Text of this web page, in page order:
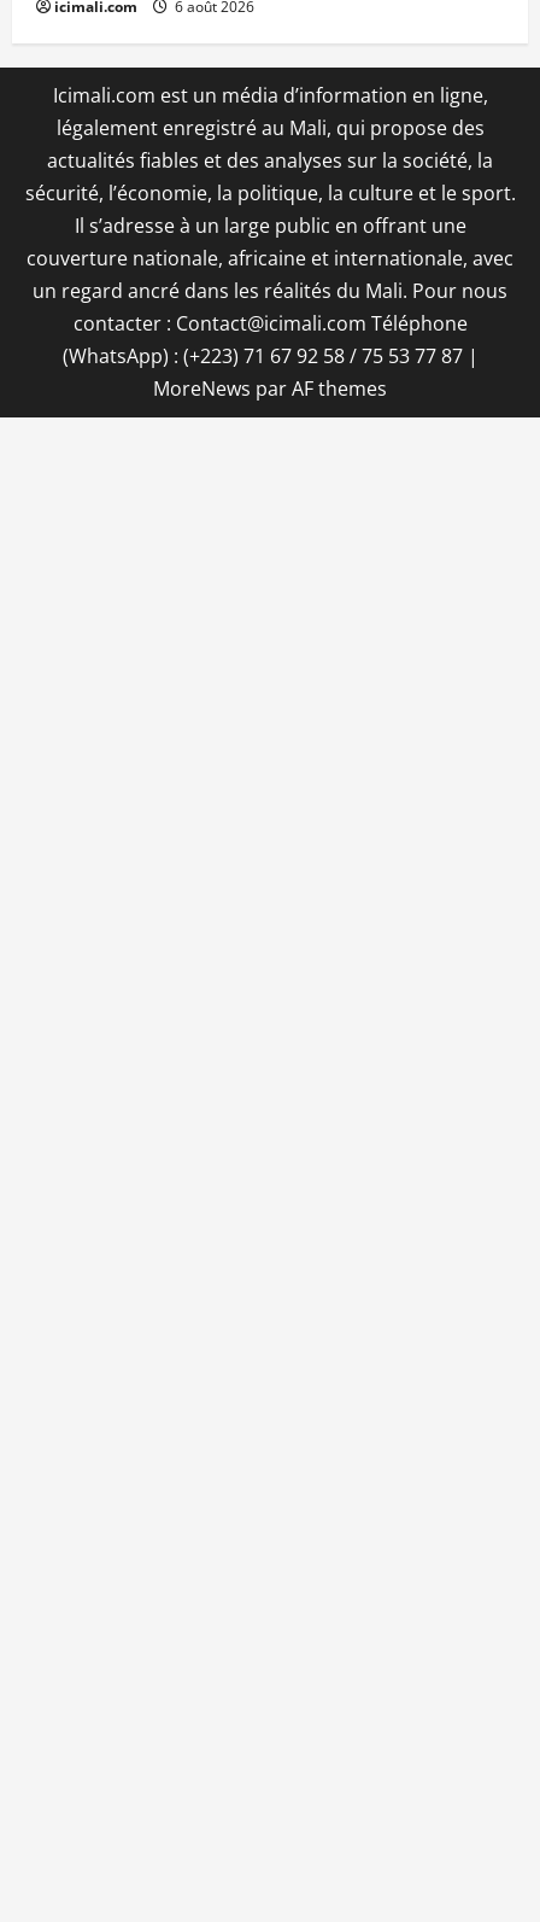
icimali.com 6 août 2026
Icimali.com est un média d’information en ligne,
légalement enregistré au Mali, qui propose des
actualités fiables et des analyses sur la société, la
sécurité, l’économie, la politique, la culture et le sport.
Il s’adresse à un large public en offrant une
couverture nationale, africaine et internationale, avec
un regard ancré dans les réalités du Mali. Pour nous
contacter : Contact@icimali.com Téléphone
(WhatsApp) : (+223) 71 67 92 58 / 75 53 77 87 |
MoreNews par AF themes